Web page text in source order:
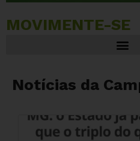
MOVIMENTE-SE
Notícias da